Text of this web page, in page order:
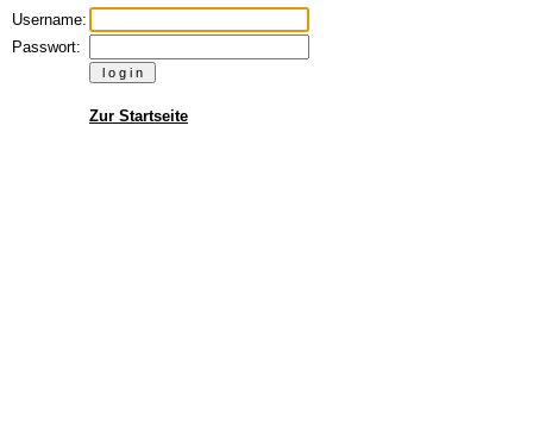
Username:
Passwort:
Zur Startseite